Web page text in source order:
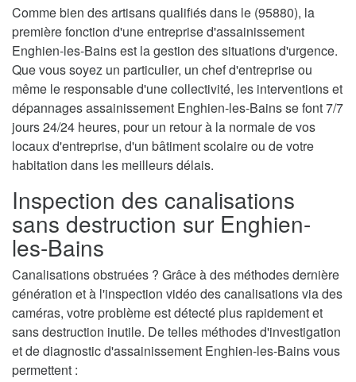
Comme bien des artisans qualifiés dans le (95880), la
première fonction d'une entreprise d'assainissement
Enghien-les-Bains est la gestion des situations d'urgence.
Que vous soyez un particulier, un chef d'entreprise ou
même le responsable d'une collectivité, les interventions et
dépannages assainissement Enghien-les-Bains se font 7/7
jours 24/24 heures, pour un retour à la normale de vos
locaux d'entreprise, d'un bâtiment scolaire ou de votre
habitation dans les meilleurs délais.
Inspection des canalisations
sans destruction sur Enghien-
les-Bains
Canalisations obstruées ? Grâce à des méthodes dernière
génération et à l'inspection vidéo des canalisations via des
caméras, votre problème est détecté plus rapidement et
sans destruction inutile. De telles méthodes d'investigation
et de diagnostic d'assainissement Enghien-les-Bains vous
permettent :